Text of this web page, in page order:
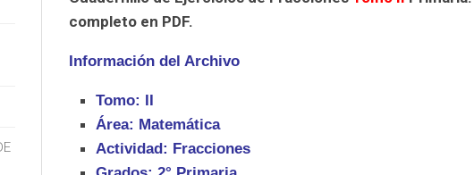
completo en PDF.
Información del Archivo
Tomo: II
Área: Matemática
Actividad: Fracciones